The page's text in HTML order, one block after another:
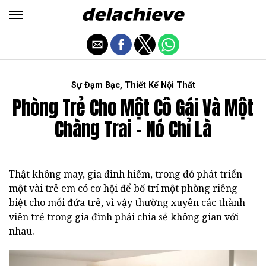
Sự Đạm Bạc, Thiết Kế Nội Thất
Phòng Trẻ Cho Một Cô Gái Và Một
Chàng Trai - Nó Chỉ Là
Thật không may, gia đình hiếm, trong đó phát triển
một vài trẻ em có cơ hội để bố trí một phòng riêng
biệt cho mỗi đứa trẻ, vì vậy thường xuyên các thành
viên trẻ trong gia đình phải chia sẻ không gian với
nhau.